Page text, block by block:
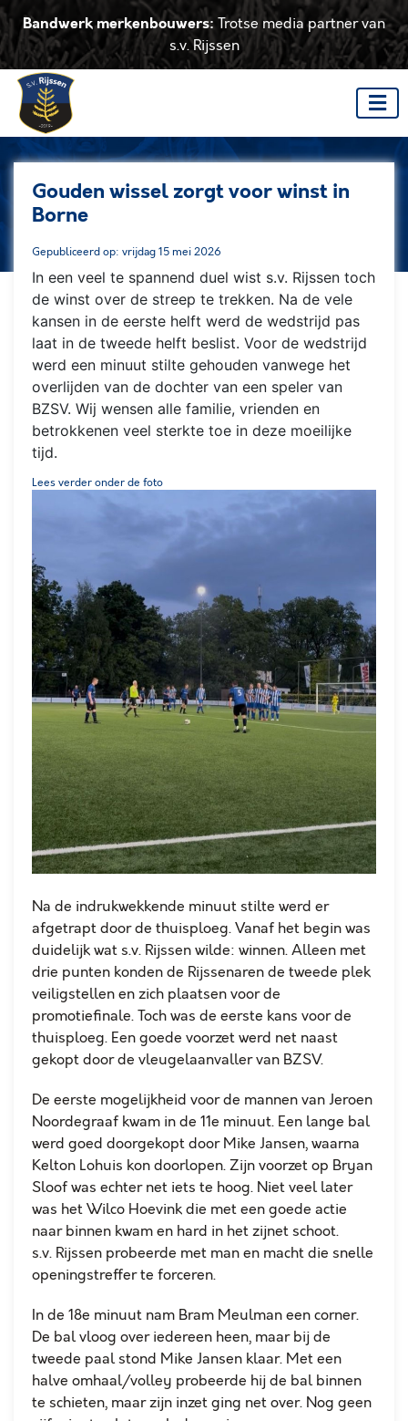
Bandwerk merkenbouwers: Trotse media partner van
s.v. Rijssen
Gouden wissel zorgt voor winst in
Borne
Gepubliceerd op: vrijdag 15 mei 2026
In een veel te spannend duel wist s.v. Rijssen toch
de winst over de streep te trekken. Na de vele
kansen in de eerste helft werd de wedstrijd pas
laat in de tweede helft beslist. Voor de wedstrijd
werd een minuut stilte gehouden vanwege het
overlijden van de dochter van een speler van
BZSV. Wij wensen alle familie, vrienden en
betrokkenen veel sterkte toe in deze moeilijke
tijd.
Lees verder onder de foto
Na de indrukwekkende minuut stilte werd er
afgetrapt door de thuisploeg. Vanaf het begin was
duidelijk wat s.v. Rijssen wilde: winnen. Alleen met
drie punten konden de Rijssenaren de tweede plek
veiligstellen en zich plaatsen voor de
promotiefinale. Toch was de eerste kans voor de
thuisploeg. Een goede voorzet werd net naast
gekopt door de vleugelaanvaller van BZSV.
De eerste mogelijkheid voor de mannen van Jeroen
Noordegraaf kwam in de 11e minuut. Een lange bal
werd goed doorgekopt door Mike Jansen, waarna
Kelton Lohuis kon doorlopen. Zijn voorzet op Bryan
Sloof was echter net iets te hoog. Niet veel later
was het Wilco Hoevink die met een goede actie
naar binnen kwam en hard in het zijnet schoot.
s.v. Rijssen probeerde met man en macht die snelle
openingstreffer te forceren.
In de 18e minuut nam Bram Meulman een corner.
De bal vloog over iedereen heen, maar bij de
tweede paal stond Mike Jansen klaar. Met een
halve omhaal/volley probeerde hij de bal binnen
te schieten, maar zijn inzet ging net over. Nog geen